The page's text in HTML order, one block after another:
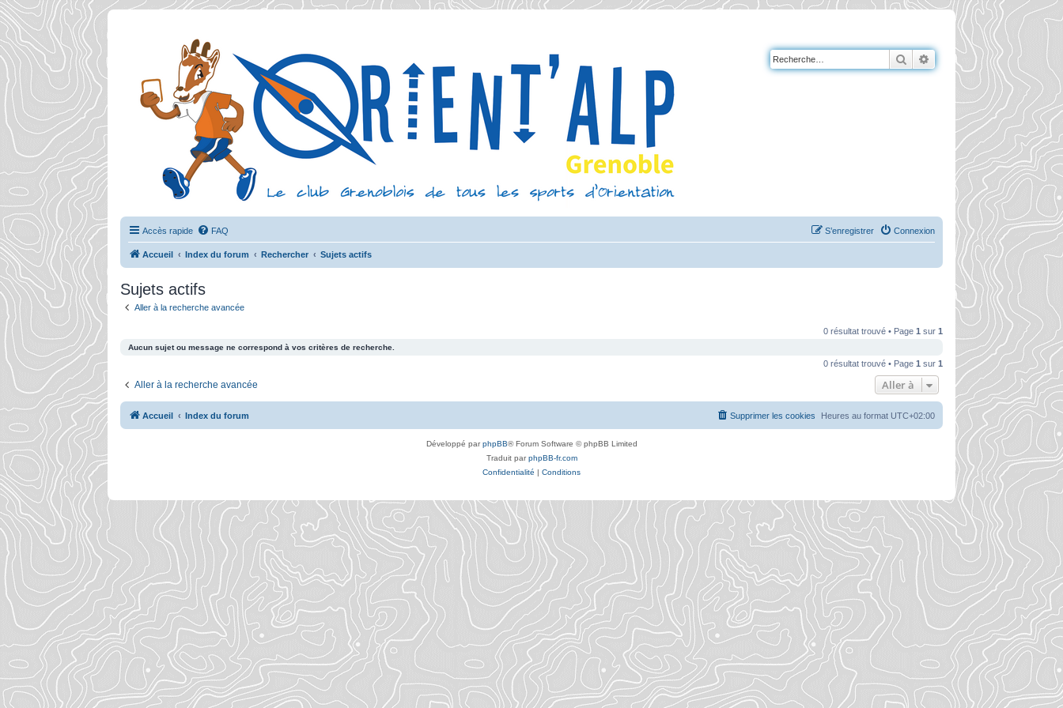
RechercherRecherche avancée
Accès rapide FAQ Connexion
S’enregistrer
Accueil Index du forum Rechercher Sujets actifs
Sujets actifs
Aller à la recherche avancée
0 résultat trouvé • Page 1 sur 1
Aucun sujet ou message ne correspond à vos critères de recherche.
0 résultat trouvé • Page 1 sur 1
Aller à la recherche avancée Aller à
Accueil Index du forum Heures au format UTC+02:00
Supprimer les cookies
Développé parphpBB® Forum Software © phpBB Limited
Traduit parphpBB-fr.com
Confidentialité | Conditions